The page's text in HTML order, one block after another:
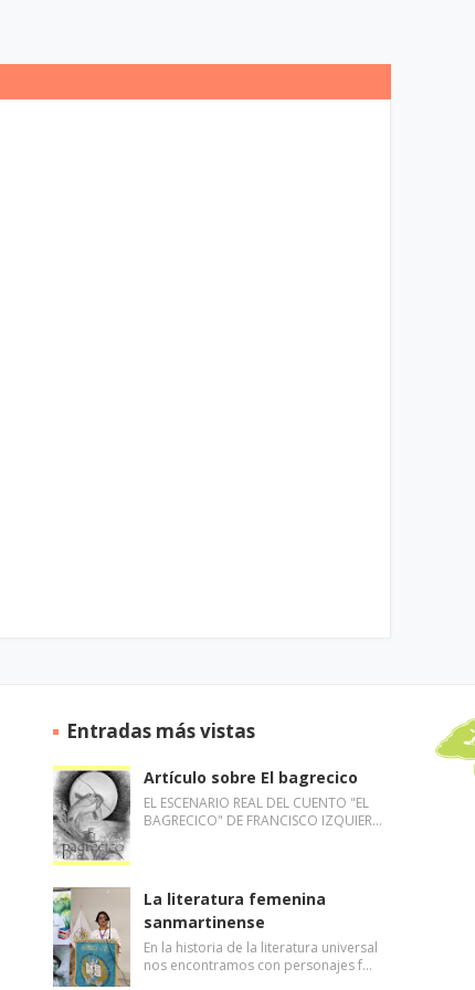
Entradas más vistas
Artículo sobre El bagrecico
EL ESCENARIO REAL DEL CUENTO "EL
BAGRECICO" DE FRANCISCO IZQUIER…
La literatura femenina
sanmartinense
En la historia de la literatura universal
nos encontramos con personajes f…